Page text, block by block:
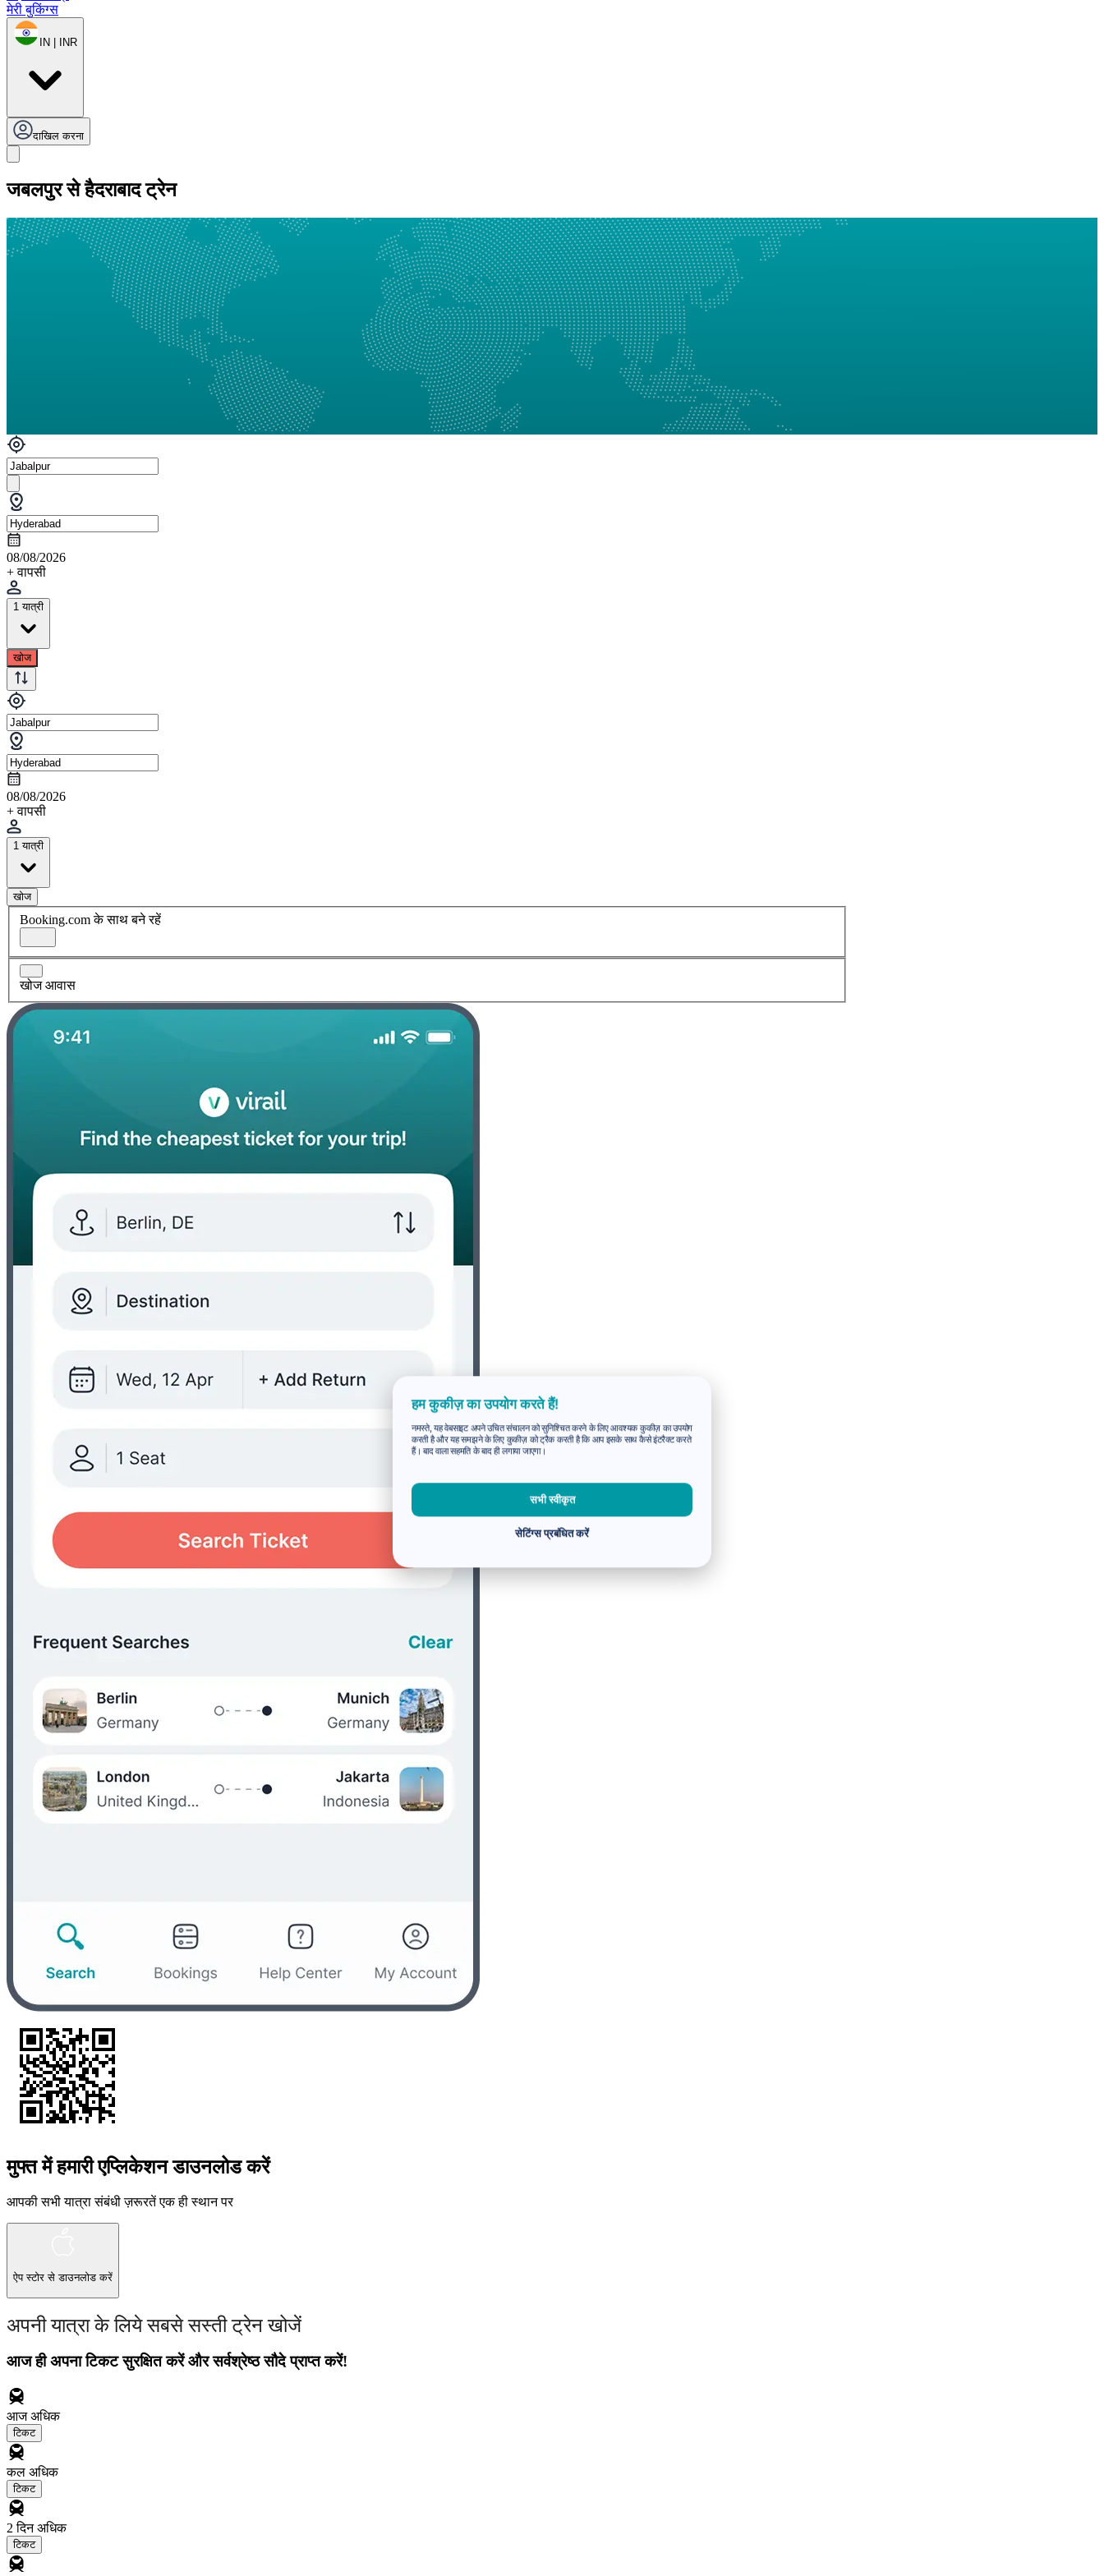
मेरी बुकिंग्स
IN | INR
दाखिल करना
जबलपुर से हैदराबाद ट्रेन
08/08/2026
+ वापसी
1 यात्री
खोज
08/08/2026
+ वापसी
1 यात्री
खोज
Booking.com के साथ बने रहें
खोज आवास
मुफ्त में हमारी एप्लिकेशन डाउनलोड करें
आपकी सभी यात्रा संबंधी ज़रूरतें एक ही स्थान पर
ऐप स्टोर से डाउनलोड करें
अपनी यात्रा के लिये सबसे सस्ती ट्रेन खोजें
आज ही अपना टिकट सुरक्षित करें और सर्वश्रेष्ठ सौदे प्राप्त करें!
आजअधिक
टिकट
कल अधिक
टिकट
2 दिनअधिक
टिकट
हम कुकीज़ का उपयोग करते हैं!
नमस्ते, यह वेबसाइट अपने उचित संचालन को सुनिश्चित करने के लिए आवश्यक कुकीज़ का उपयोग
करती है और यह समझने के लिए कुकीज़ को ट्रैक करती है कि आप इसके साथ कैसे इंटरैक्ट करते
हैं। बाद वाला सहमति के बाद ही लगाया जाएगा।
सभी स्वीकृत
सेटिंग्स प्रबंधित करें